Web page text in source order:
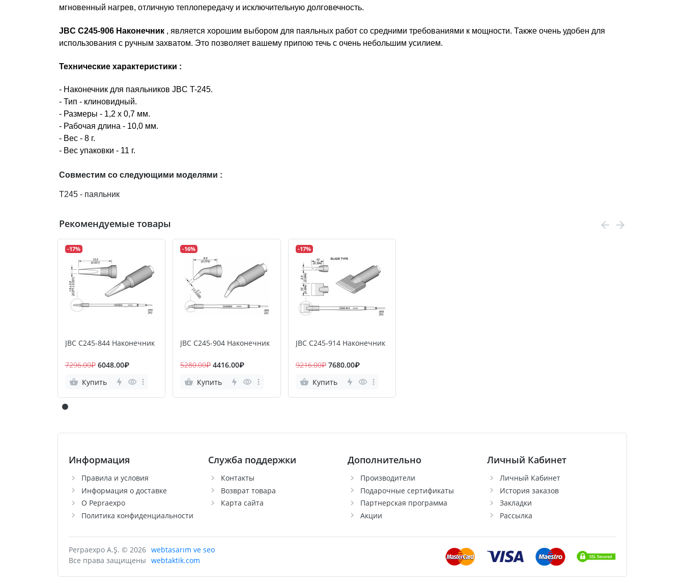
мгновенный нагрев, отличную теплопередачу и исключительную долговечность.
JBC C245-906 Наконечник , является хорошим выбором для паяльных работ со средними требованиями к мощности. Также очень удобен для
использования с ручным захватом. Это позволяет вашему припою течь с очень небольшим усилием.
Технические характеристики :
- Наконечник для паяльников JBC T-245.
- Тип - клиновидный.
- Размеры - 1,2 х 0,7 мм.
- Рабочая длина - 10,0 мм.
- Вес - 8 г.
- Вес упаковки - 11 г.
Cовместим со следующими моделями :
T245 - паяльник
Рекомендуемые товары
-17%
JBC C245-844 Наконечник
7296.00₽ 6048.00₽
Купить
-16%
JBC C245-904 Наконечник
5280.00₽ 4416.00₽
Купить
-17%
JBC C245-914 Наконечник
9216.00₽ 7680.00₽
Купить
Информация
Правила и условия
Информация о доставке
О Pepraexpo
Политика конфиденциальности
Служба поддержки
Контакты
Возврат товара
Карта сайта
Дополнительно
Производители
Подарочные сертификаты
Партнерская программа
Акции
Личный Кабинет
Личный Кабинет
История заказов
Закладки
Рассылка
Perpaexpo A.Ş. © 2026
Все права защищены
webtasarım ve seo
webtaktik.com